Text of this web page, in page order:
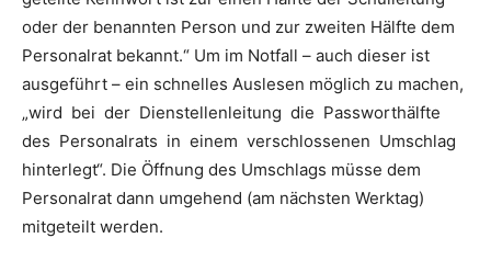
oder der benannten Person und zur zweiten Hälfte dem
Personalrat bekannt.“ Um im Notfall – auch dieser ist
ausgeführt – ein schnelles Auslesen möglich zu machen,
„wird bei der Dienstellenleitung die Passworthälfte
des Personalrats in einem verschlossenen Umschlag
hinterlegt“. Die Öffnung des Umschlags müsse dem
Personalrat dann umgehend (am nächsten Werktag)
mitgeteilt werden.